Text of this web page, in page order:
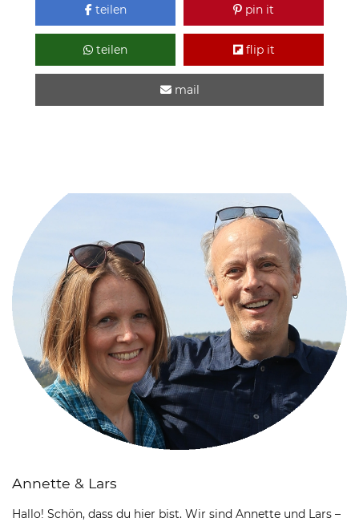
teilen pin it
teilen flip it
mail
Annette & Lars
Hallo! Schön, dass du hier bist. Wir sind Annette und Lars –